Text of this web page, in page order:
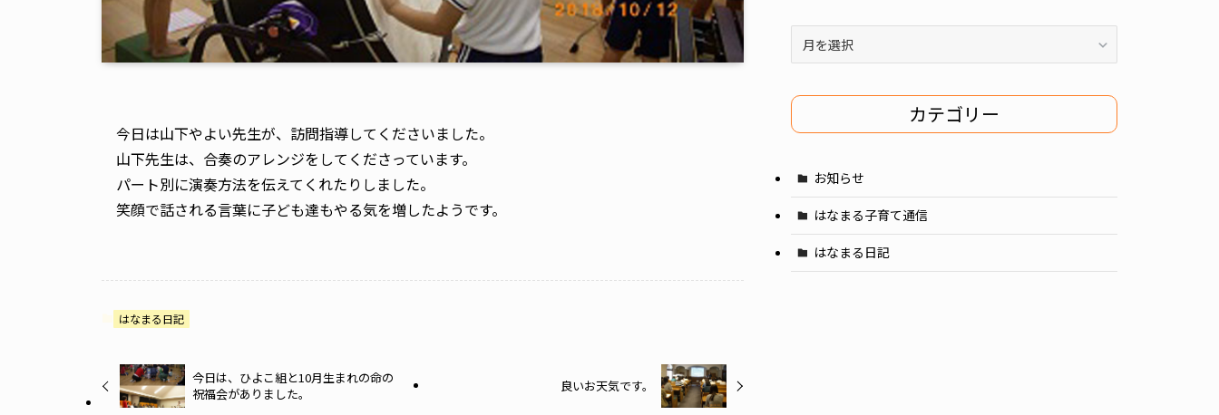
今日は山下やよい先生が、訪問指導してくださいました。
山下先生は、合奏のアレンジをしてくださっています。
パート別に演奏方法を伝えてくれたりしました。
笑顔で話される言葉に子ども達もやる気を増したようです。
はなまる日記
今日は、ひよこ組と10月生まれの命の
祝福会がありました。
良いお天気です。
イ
カテゴリー
お知らせ
はなまる子育て通信
はなまる日記